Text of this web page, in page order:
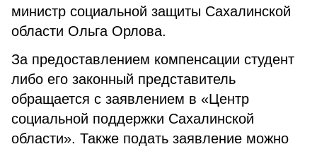
министр социальной защиты Сахалинской
области Ольга Орлова.
За предоставлением компенсации студент
либо его законный представитель
обращается с заявлением в «Центр
социальной поддержки Сахалинской
области». Также подать заявление можно